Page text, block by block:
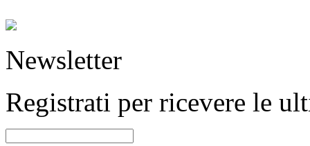
Newsletter
Registrati per ricevere le